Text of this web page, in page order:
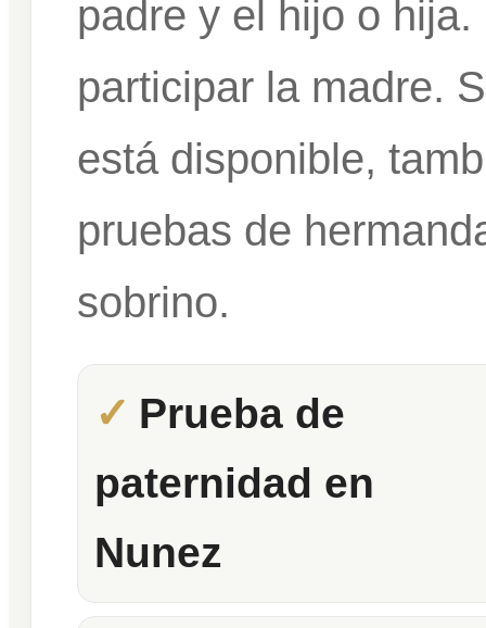
padre y el hijo o
participar la madre.
está disponible,
pruebas de
sobrino.
Prueba de
paternidad en
Nunez